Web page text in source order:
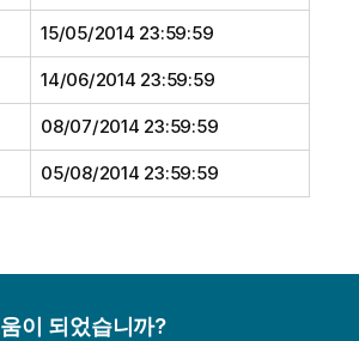
15/05/2014 23:59:59
14/06/2014 23:59:59
08/07/2014 23:59:59
05/08/2014 23:59:59
이 되었습니까?